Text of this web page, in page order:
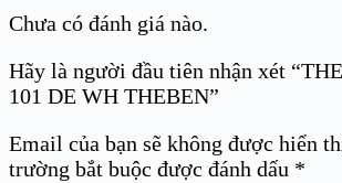
Chưa có đánh giá nào.
Hãy là người đầu tiên nhận xét
101 DE WH THEBEN”
Email của bạn sẽ không được hiển
trường bắt buộc được đánh dấu *